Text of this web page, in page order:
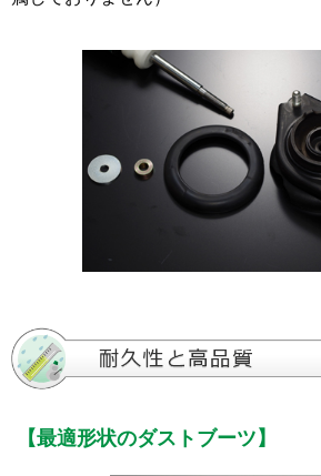
【最適形状のダストブーツ】